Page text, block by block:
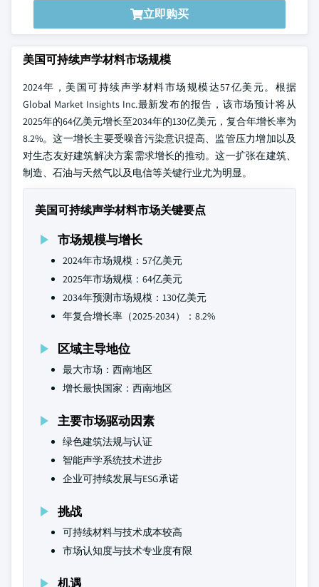
立即购买
美国可持续声学材料市场规模
2024年，美国可持续声学材料市场规模达57亿美元。根据
Global Market Insights Inc.最新发布的报告，该市场预计将从
2025年的64亿美元增长至2034年的130亿美元，复合年增长率为
8.2%。这一增长主要受噪音污染意识提高、监管压力增加以及
对生态友好建筑解决方案需求增长的推动。这一扩张在建筑、
制造、石油与天然气以及电信等关键行业尤为明显。
美国可持续声学材料市场关键要点
市场规模与增长
2024年市场规模：57亿美元
2025年市场规模：64亿美元
2034年预测市场规模：130亿美元
年复合增长率（2025-2034）：8.2%
区域主导地位
最大市场：西南地区
增长最快国家：西南地区
主要市场驱动因素
绿色建筑法规与认证
智能声学系统技术进步
企业可持续发展与ESG承诺
挑战
可持续材料与技术成本较高
市场认知度与技术专业度有限
机遇